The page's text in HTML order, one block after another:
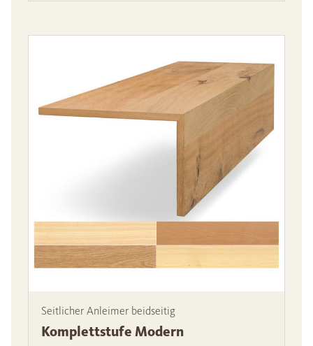
Seitlicher Anleimer beidseitig
Komplettstufe Modern